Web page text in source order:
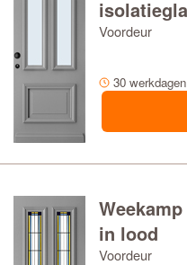
Voordeur
30 werkdagen
in lood
Voordeur